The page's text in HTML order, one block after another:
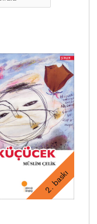
2. baskı